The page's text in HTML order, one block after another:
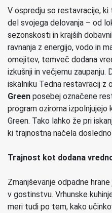
V ospredju so restavracije,
del svojega delovanja – od
sezonskosti in krajših
ravnanja z energijo, vodo in
omejitev, temveč dodana
izkušnji in večjemu zaupanju.
iskalniku Tedna restavracij z
Green posebej označene
program oziroma izpolnjujejo
Green. Tako lahko že pri
ki trajnostna načela
Trajnost kot dodana
Zmanjševanje odpadne
v gostinstvu. Vrhunske
meri tudi po tem, kako